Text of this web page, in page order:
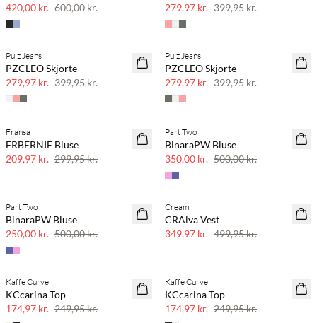
420,00 kr. 600,00 kr.
279,97 kr. 399,95 kr.
SAVE20
Pulz Jeans
PZCLEO Skjorte
279,97 kr. 399,95 kr.
SAVE20
Pulz Jeans
PZCLEO Skjorte
279,97 kr. 399,95 kr.
SAVE20
Fransa
FRBERNIE Bluse
209,97 kr. 299,95 kr.
SAVE20
Part Two
BinaraPW Bluse
350,00 kr. 500,00 kr.
SAVE20
Part Two
BinaraPW Bluse
250,00 kr. 500,00 kr.
SAVE20
Cream
CRAlva Vest
349,97 kr. 499,95 kr.
SAVE20
Kaffe Curve
KCcarina Top
174,97 kr. 249,95 kr.
SAVE20
Kaffe Curve
KCcarina Top
174,97 kr. 249,95 kr.